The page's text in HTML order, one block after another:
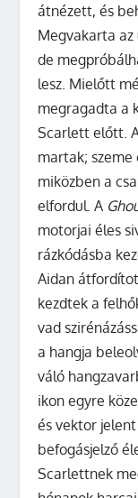
átnézett, és
Megvakarta az
de
lesz. Mielőtt
megragadta a
Scarlett előtt.
martak;
miközben a
elfordul. A
motorjai éles
rázkódásba
Aidan
kezdtek a
vad
a hangja
váló
ikon egyre
és vektor
befogásjelző
Scarlettnek